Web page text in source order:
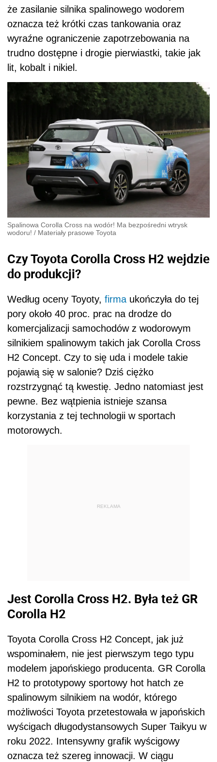
że zasilanie silnika spalinowego wodorem
oznacza też krótki czas tankowania oraz
wyraźne ograniczenie zapotrzebowania na
trudno dostępne i drogie pierwiastki, takie jak
lit, kobalt i nikiel.
Spalinowa Corolla Cross na wodór! Ma bezpośredni wtrysk
wodoru! / Materiały prasowe Toyota
Czy Toyota Corolla Cross H2 wejdzie
do produkcji?
Według oceny Toyoty, firma ukończyła do tej
pory około 40 proc. prac na drodze do
komercjalizacji samochodów z wodorowym
silnikiem spalinowym takich jak Corolla Cross
H2 Concept. Czy to się uda i modele takie
pojawią się w salonie? Dziś ciężko
rozstrzygnąć tą kwestię. Jedno natomiast jest
pewne. Bez wątpienia istnieje szansa
korzystania z tej technologii w sportach
motorowych.
REKLAMA
Jest Corolla Cross H2. Była też GR
Corolla H2
Toyota Corolla Cross H2 Concept, jak już
wspominałem, nie jest pierwszym tego typu
modelem japońskiego producenta. GR Corolla
H2 to prototypowy sportowy hot hatch ze
spalinowym silnikiem na wodór, którego
możliwości Toyota przetestowała w japońskich
wyścigach długodystansowych Super Taikyu w
roku 2022. Intensywny grafik wyścigowy
oznacza też szereg innowacji. W ciągu